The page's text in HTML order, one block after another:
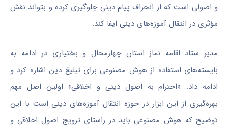
و اصولی است که از انحراف پیام دینی جلوگیری کرده و بتواند نقش
مؤثری در انتقال آموزه‌های دینی ایفا کند.
مدیر ستاد اقامه نماز استان چهارمحال و بختیاری در ادامه به
بایسته‌های استفاده از هوش مصنوعی برای تبلیغ دین اشاره کرد و
ادامه داد: «احترام به اصول دینی و اخلاقی» اولین اصل مهم
بهره‌گیری از این ابزار در حوزه انتقال آموزه‌های دینی است با این
توضیح که هوش مصنوعی باید در راستای ترویج اصول اخلاقی و